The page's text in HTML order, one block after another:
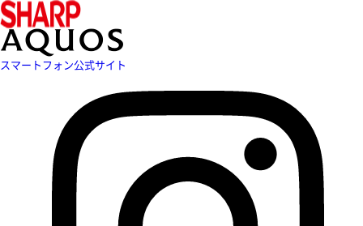
スマートフォン公式サイト